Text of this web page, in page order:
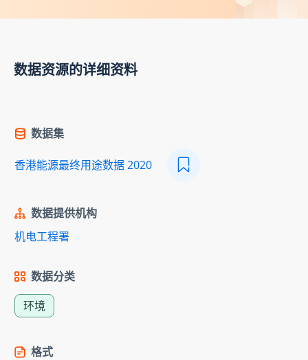
数据资源的详细资料
数据集
香港能源最终用途数据 2020
数据提供机构
机电工程署
数据分类
环境
格式